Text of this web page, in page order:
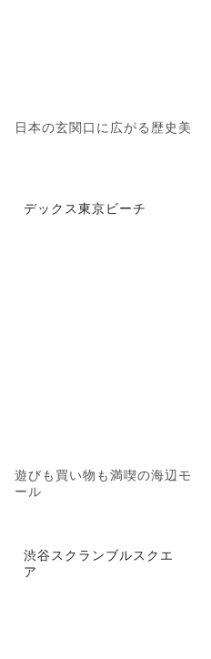
日本の玄関口に広がる歴史美
デックス東京ビーチ
遊びも買い物も満喫の海辺モ
ール
渋谷スクランブルスクエ
ア